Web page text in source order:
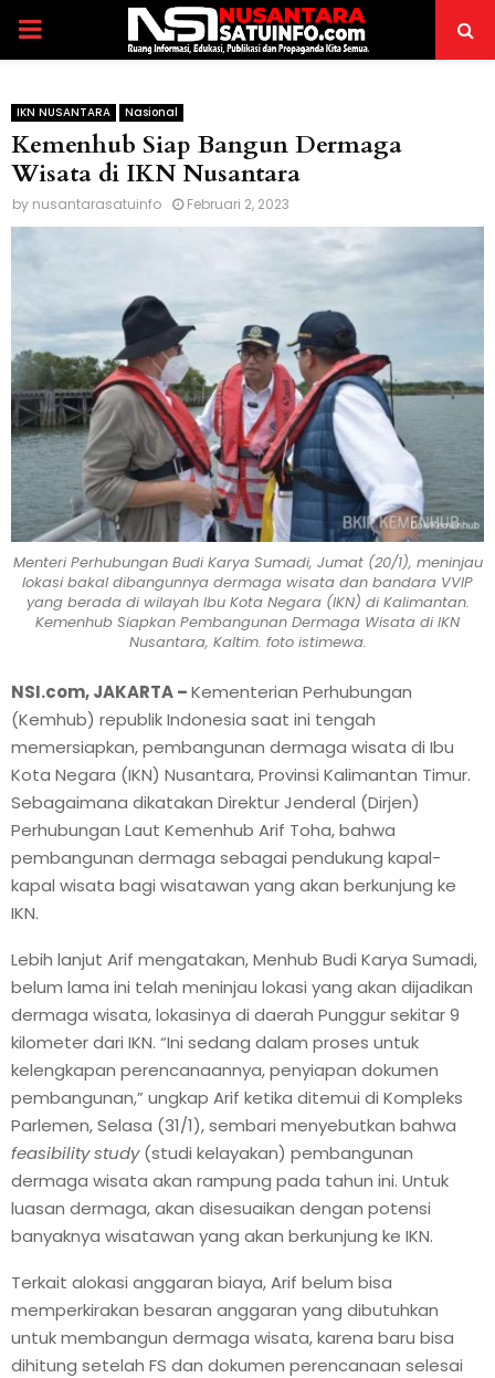
PRIMARY
IKN NUSANTARA Nasional
Kemenhub Siap Bangun Dermaga
Wisata di IKN Nusantara
by nusantarasatuinfo Februari 2, 2023
Menteri Perhubungan Budi Karya Sumadi, Jumat (20/1), meninjau
lokasi bakal dibangunnya dermaga wisata dan bandara VVIP
yang berada di wilayah Ibu Kota Negara (IKN) di Kalimantan.
Kemenhub Siapkan Pembangunan Dermaga Wisata di IKN
Nusantara, Kaltim. foto istimewa.
NSI.com, JAKARTA –Kementerian Perhubungan
(Kemhub) republik Indonesia saat ini tengah
memersiapkan, pembangunan dermaga wisata di Ibu
Kota Negara (IKN) Nusantara, Provinsi Kalimantan Timur.
Sebagaimana dikatakan Direktur Jenderal (Dirjen)
Perhubungan Laut Kemenhub Arif Toha, bahwa
pembangunan dermaga sebagai pendukung kapal-
kapal wisata bagi wisatawan yang akan berkunjung ke
IKN.
Lebih lanjut Arif mengatakan, Menhub Budi Karya Sumadi,
belum lama ini telah meninjau lokasi yang akan dijadikan
dermaga wisata, lokasinya di daerah Punggur sekitar 9
kilometer dari IKN. “Ini sedang dalam proses untuk
kelengkapan perencanaannya, penyiapan dokumen
pembangunan,” ungkap Arif ketika ditemui di Kompleks
Parlemen, Selasa (31/1), sembari menyebutkan bahwa
feasibility study(studi kelayakan) pembangunan
dermaga wisata akan rampung pada tahun ini. Untuk
luasan dermaga, akan disesuaikan dengan potensi
banyaknya wisatawan yang akan berkunjung ke IKN.
Terkait alokasi anggaran biaya, Arif belum bisa
memperkirakan besaran anggaran yang dibutuhkan
untuk membangun dermaga wisata, karena baru bisa
dihitung setelah FS dan dokumen perencanaan selesai